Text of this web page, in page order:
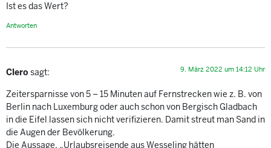
Ist es das Wert?
Antworten
Clero sagt: 9. März 2022 um 14:12 Uhr
Zeitersparnisse von 5 – 15 Minuten auf Fernstrecken wie z. B. von
Berlin nach Luxemburg oder auch schon von Bergisch Gladbach
in die Eifel lassen sich nicht verifizieren. Damit streut man Sand in
die Augen der Bevölkerung.
Die Aussage, „Urlaubsreisende aus Wesseling hätten